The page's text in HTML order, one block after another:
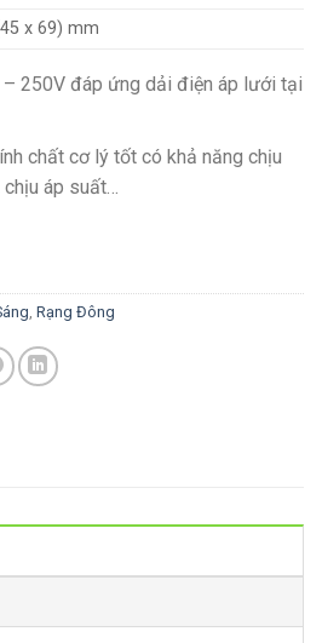
x 69) mm
250V đáp ứng dải điện áp lưới tại
chất cơ lý tốt có khả năng chịu
áp suất…
Rạng Đông